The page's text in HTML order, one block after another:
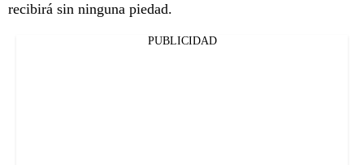
recibirá sin ninguna piedad.
PUBLICIDAD